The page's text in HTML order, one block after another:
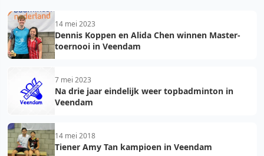
14 mei 2023
Dennis Koppen en Alida Chen winnen Master-
toernooi in Veendam
7 mei 2023
Na drie jaar eindelijk weer topbadminton in
Veendam
14 mei 2018
Tiener Amy Tan kampioen in Veendam